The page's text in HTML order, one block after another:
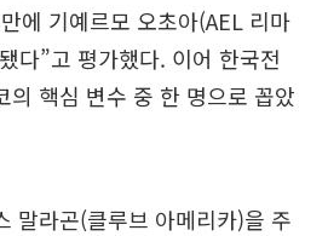
에 기예르모 오초아(AEL 리마
다”고 평가했다. 이어 한국전
의 핵심 변수 중 한 명으로 꼽았
말라곤(클루브 아메리카)을 주